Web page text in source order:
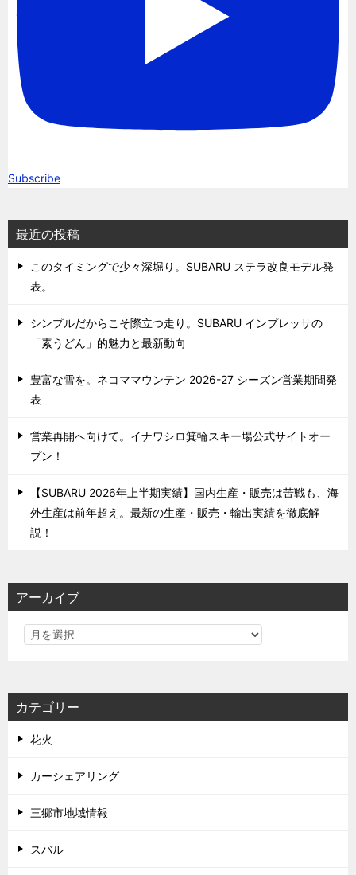
Subscribe
最近の投稿
このタイミングで少々深堀り。SUBARU ステラ改良モデル発
表。
シンプルだからこそ際立つ走り。SUBARU インプレッサの
「素うどん」的魅力と最新動向
豊富な雪を。ネコママウンテン 2026-27 シーズン営業期間発
表
営業再開へ向けて。イナワシロ箕輪スキー場公式サイトオー
プン！
【SUBARU 2026年上半期実績】国内生産・販売は苦戦も、海
外生産は前年超え。最新の生産・販売・輸出実績を徹底解
説！
アーカイブ
カテゴリー
花火
カーシェアリング
三郷市地域情報
スバル